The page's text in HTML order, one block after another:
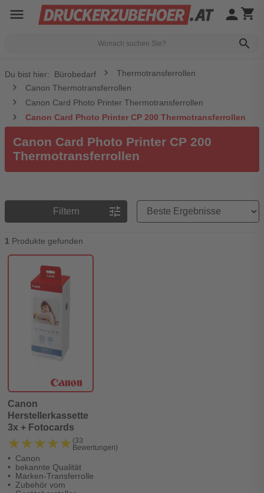
menu
search
person shopping_cart
Du bist hier: Bürobedarf
Thermotransferrollen
Canon Thermotransferrollen
Canon Card Photo Printer Thermotransferrollen
Canon Card Photo Printer CP 200 Thermotransferrollen
Canon Card Photo Printer CP 200
Thermotransferrollen
Filtern tune
Preisreihenfolge
1 Produkte gefunden
Canon
Herstellerkassette
3x + Fotocards
★★★★★
★★★★★ (33
Bewertungen)
Canon
bekannte Qualität
Marken-Transferrolle
Zubehör vom